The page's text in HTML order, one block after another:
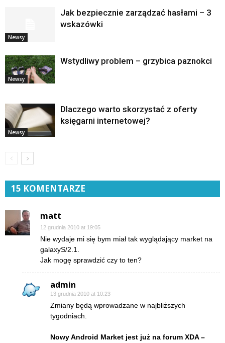
Newsy
Jak bezpiecznie zarządzać hasłami – 3
wskazówki
Newsy
Wstydliwy problem – grzybica paznokci
Newsy
Dlaczego warto skorzystać z oferty
księgarni internetowej?
15 KOMENTARZE
matt
12 grudnia 2010 at 19:05
Nie wydaje mi się bym miał tak wyglądający market na
galaxyS/2.1.
Jak mogę sprawdzić czy to ten?
admin
13 grudnia 2010 at 10:23
Zmiany będą wprowadzane w najbliższych
tygodniach.
Nowy Android Market jest już na forum XDA –